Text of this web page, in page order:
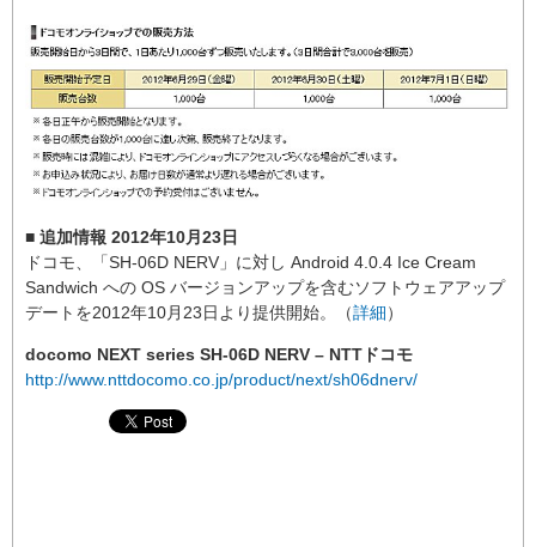
■ 追加情報 2012年10月23日
ドコモ、「SH-06D NERV」に対し Android 4.0.4 Ice Cream
Sandwich への OS バージョンアップを含むソフトウェアアップ
デートを2012年10月23日より提供開始。（詳細）
docomo NEXT series SH-06D NERV – NTTドコモ
http://www.nttdocomo.co.jp/product/next/sh06dnerv/